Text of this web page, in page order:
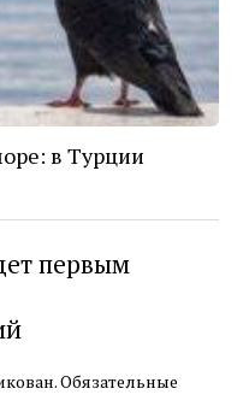
в Турции
первым
Обязательные